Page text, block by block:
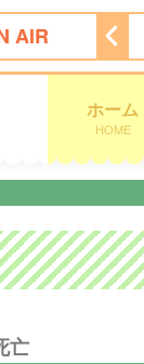
AIR
ビショッピング
ホーム
HOME
亡